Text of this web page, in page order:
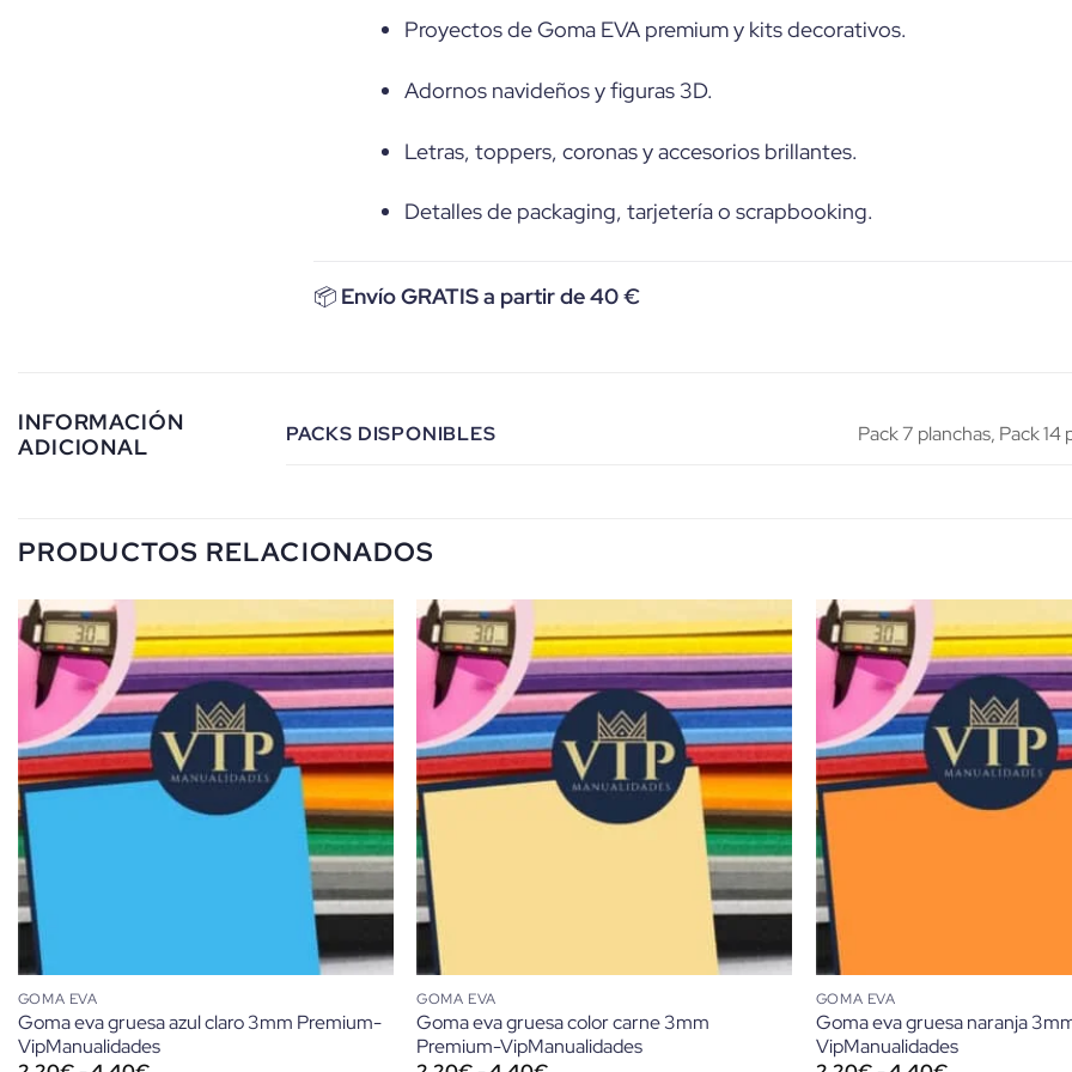
Proyectos de Goma EVA premium y kits decorativos.
Adornos navideños y figuras 3D.
Letras, toppers, coronas y accesorios brillantes.
Detalles de packaging, tarjetería o scrapbooking.
📦 Envío GRATIS a partir de 40 €
INFORMACIÓN
ADICIONAL
PACKS DISPONIBLES Pack 7 planchas, Pack 14
PRODUCTOS RELACIONADOS
GOMA EVA
Goma eva gruesa azul claro 3mm Premium-
VipManualidades
GOMA EVA
Goma eva gruesa color carne 3mm
Premium-VipManualidades
GOMA EVA
Goma eva gruesa naranja
VipManualidades